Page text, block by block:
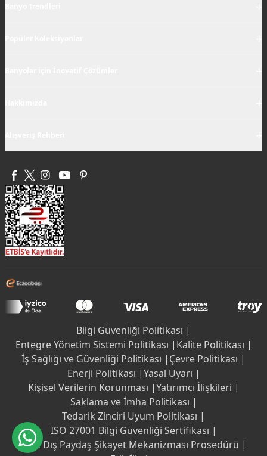
Bilgi Güvenliği Politikası |
Entegre Yönetim Sistemi Politikası | Kalite Politikası |
İş Sağlığı ve Güvenliği Politikası | Çevre Politikası |
Enerji Politikası |Yasal Uyarı |
Kişisel Verilerin Korunması |Yatırımcı İlişkileri |
Saklama ve İmha Politikası |
Tedarik Zinciri Uyum Politikası |
ISO 27001 Bilgi Güvenliği Sertifikası |
İç ve Dış Paydaş Şikayet Mekanizması Prosedürü |